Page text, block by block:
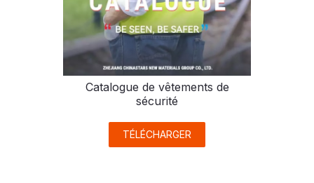
Catalogue de vêtements de
sécurité
TÉLÉCHARGER